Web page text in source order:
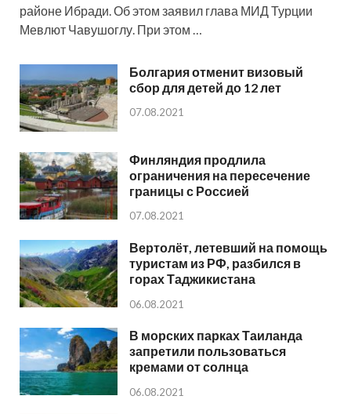
районе Ибради. Об этом заявил глава МИД Турции
Мевлют Чавушоглу. При этом …
Болгария отменит визовый
сбор для детей до 12 лет
07.08.2021
Финляндия продлила
ограничения на пересечение
границы с Россией
07.08.2021
Вертолёт, летевший на помощь
туристам из РФ, разбился в
горах Таджикистана
06.08.2021
В морских парках Таиланда
запретили пользоваться
кремами от солнца
06.08.2021